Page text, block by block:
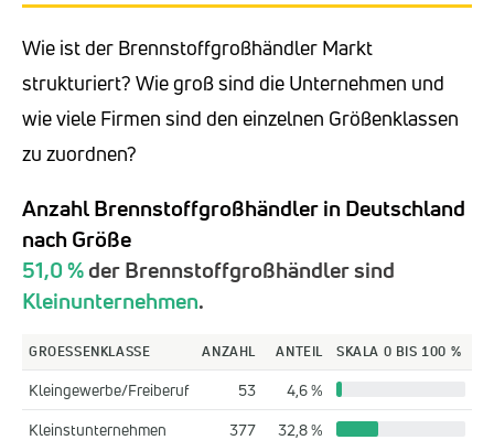
Wie ist der Brennstoffgroßhändler Markt
strukturiert? Wie groß sind die Unternehmen und
wie viele Firmen sind den einzelnen Größenklassen
zu zuordnen?
Anzahl Brennstoffgroßhändler in Deutschland
nach Größe
51,0 %der Brennstoffgroßhändler sind
Kleinunternehmen.
GROESSENKLASSE ANZAHL ANTEIL SKALA 0 BIS 100 %
Kleingewerbe/Freiberuf 53
4,6 %
Kleinstunternehmen
377 32,8 %